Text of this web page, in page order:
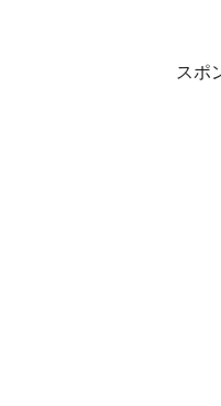
スポ